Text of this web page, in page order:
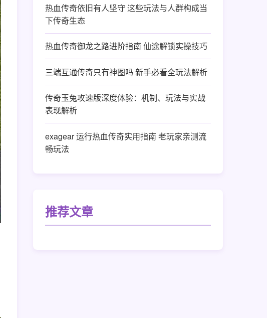
热血传奇依旧有人坚守 这些玩法与人群构成当
下传奇生态
热血传奇御龙之路进阶指南 仙途解锁实操技巧
三端互通传奇只有神图吗 新手必看全玩法解析
传奇玉兔攻速版深度体验：机制、玩法与实战
表现解析
exagear 运行热血传奇实用指南 老玩家亲测流
畅玩法
推荐文章